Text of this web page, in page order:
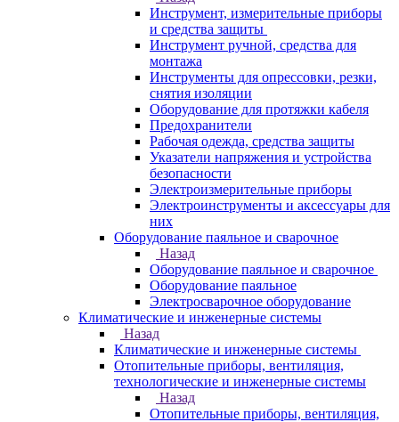
Инструмент, измерительные приборы
и средства защиты
Инструмент ручной, средства для
монтажа
Инструменты для опрессовки, резки,
снятия изоляции
Оборудование для протяжки кабеля
Предохранители
Рабочая одежда, средства защиты
Указатели напряжения и устройства
безопасности
Электроизмерительные приборы
Электроинструменты и аксессуары для
них
Оборудование паяльное и сварочное
Назад
Оборудование паяльное и сварочное
Оборудование паяльное
Электросварочное оборудование
Климатические и инженерные системы
Назад
Климатические и инженерные системы
Отопительные приборы, вентиляция,
технологические и инженерные системы
Назад
Отопительные приборы, вентиляция,